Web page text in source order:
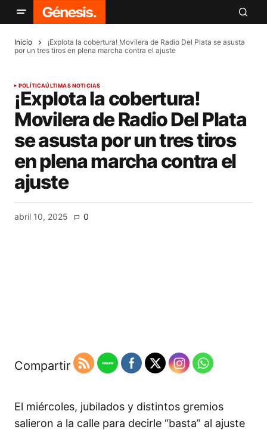
Inicio
¡Explota la cobertura! Movilera de Radio Del Plata se asusta
por un tres tiros en plena marcha contra el ajuste
POLÍTICAÚLTIMAS NOTICIAS
¡Explota la cobertura!
Movilera de Radio Del Plata
se asusta por un tres tiros
en plena marcha contra el
ajuste
abril 10, 2025 0
Compartir
El miércoles, jubilados y distintos gremios
salieron a la calle para decirle “basta” al ajuste